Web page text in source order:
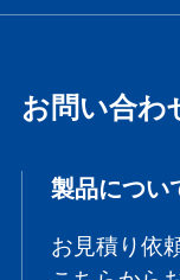
お問い合わ
製品につい
お見積り依